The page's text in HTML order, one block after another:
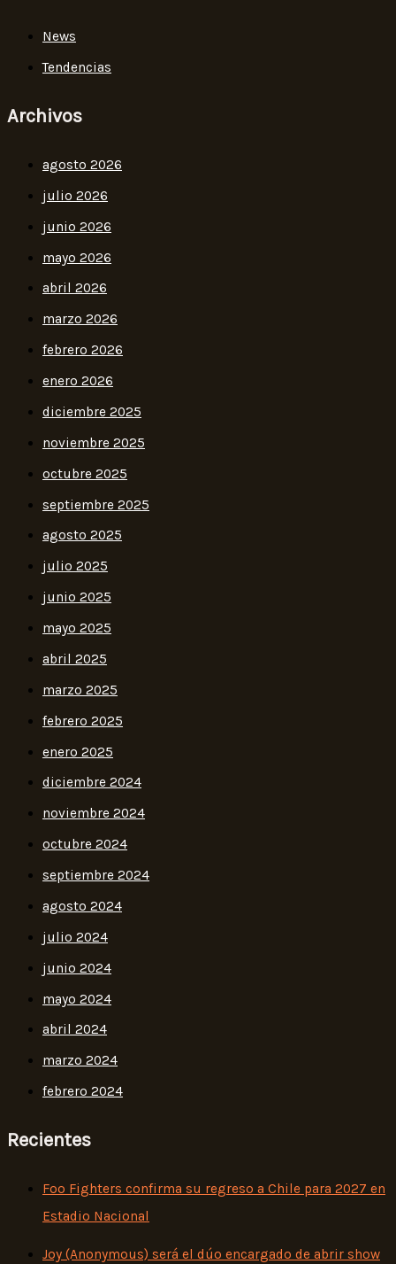
News
Tendencias
Archivos
agosto 2026
julio 2026
junio 2026
mayo 2026
abril 2026
marzo 2026
febrero 2026
enero 2026
diciembre 2025
noviembre 2025
octubre 2025
septiembre 2025
agosto 2025
julio 2025
junio 2025
mayo 2025
abril 2025
marzo 2025
febrero 2025
enero 2025
diciembre 2024
noviembre 2024
octubre 2024
septiembre 2024
agosto 2024
julio 2024
junio 2024
mayo 2024
abril 2024
marzo 2024
febrero 2024
Recientes
Foo Fighters confirma su regreso a Chile para 2027 en
Estadio Nacional
Joy (Anonymous) será el dúo encargado de abrir show